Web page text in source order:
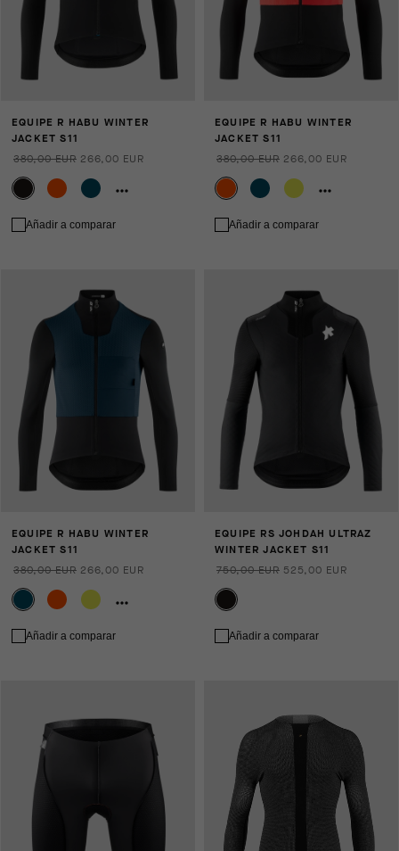
EQUIPE R HABU WINTER
JACKET S11
380,00 EUR 266,00 EUR
Añadir a comparar
EQUIPE R HABU WINTER
JACKET S11
380,00 EUR 266,00 EUR
Añadir a comparar
EQUIPE R HABU WINTER
JACKET S11
380,00 EUR 266,00 EUR
Añadir a comparar
EQUIPE RS JOHDAH ULTRAZ
WINTER JACKET S11
750,00 EUR 525,00 EUR
Añadir a comparar